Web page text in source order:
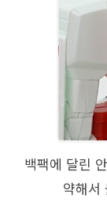
백팩에 달린
약해서